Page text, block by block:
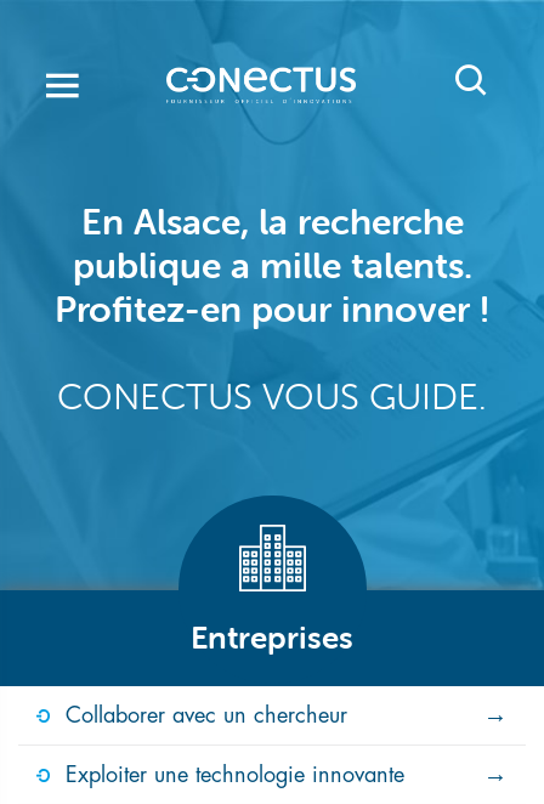
contenu
En Alsace, la recherche
publique a mille talents.
Profitez-en pour innover !
CONECTUS VOUS GUIDE.
Entreprises
Collaborer avec un chercheur
Exploiter une technologie innovante